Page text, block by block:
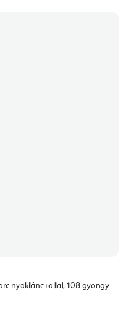
nyaklánc tollal, 108 gyöngy